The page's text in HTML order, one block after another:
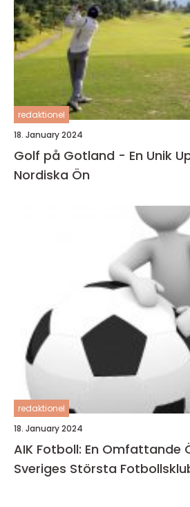
redaktionel
18. January 2024
Golf på Gotland - En Unik
Nordiska Ön
redaktionel
18. January 2024
AIK Fotboll: En Omfattande
Sveriges Största